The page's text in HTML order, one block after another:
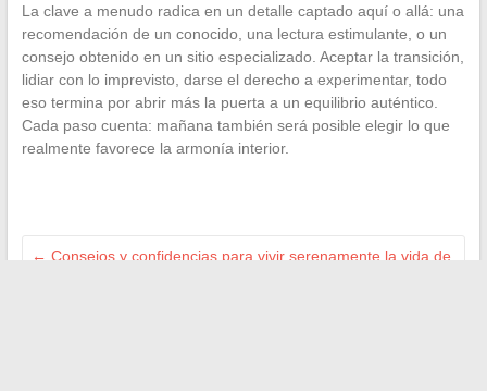
La clave a menudo radica en un detalle captado aquí o allá: una
recomendación de un conocido, una lectura estimulante, o un
consejo obtenido en un sitio especializado. Aceptar la transición,
lidiar con lo imprevisto, darse el derecho a experimentar, todo
eso termina por abrir más la puerta a un equilibrio auténtico.
Cada paso cuenta: mañana también será posible elegir lo que
realmente favorece la armonía interior.
← Consejos y confidencias para vivir serenamente la vida de